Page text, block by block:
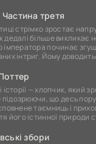
третя
стрімко зростає
дедалі більше викликає
імператора починає
інтриг. Йому
історії — хлопчик, який
підозрюючи, що десь
таємниць і
його істинної природи
збори